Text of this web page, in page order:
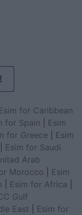
Esim for Caribbean
for Spain
Esim
for Greece
Esim
Esim for Saudi
Arab
Morocco
Esim
Esim for Africa
Gulf
East
Esim for